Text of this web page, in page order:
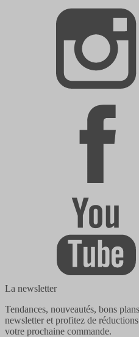
La newsletter
Tendances, nouveautés, bons
newsletter et profitez de
votre prochaine commande.